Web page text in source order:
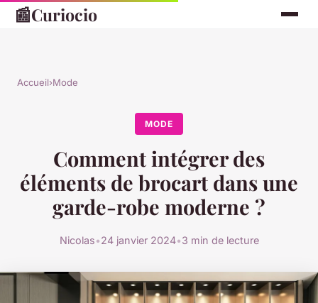
📰Curiocio
Accueil›Mode
MODE
Comment intégrer des
éléments de brocart dans une
garde-robe moderne ?
Nicolas•24 janvier 2024•3 min de lecture